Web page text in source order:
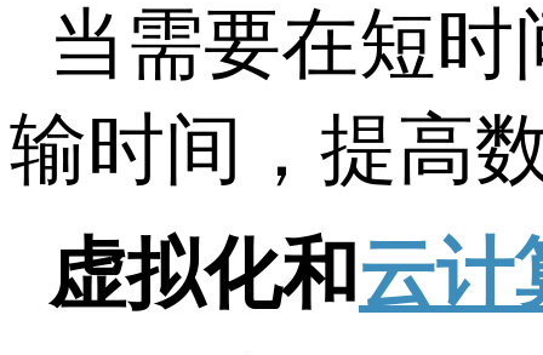
当需要在短时
输时间，提高
虚拟化和云计